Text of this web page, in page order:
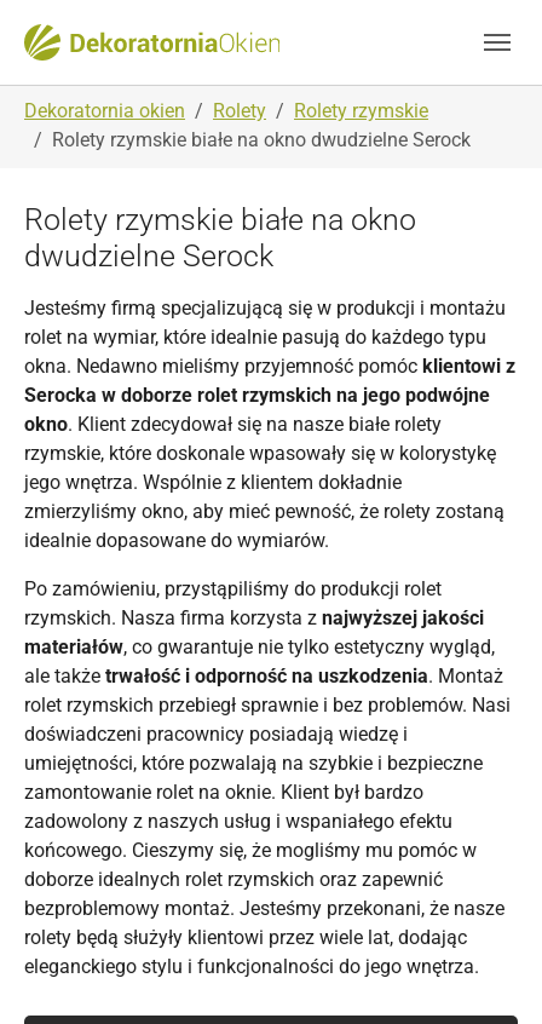
You are here:
Dekoratornia okien Rolety
Rolety rzymskie
Rolety rzymskie białe na okno dwudzielne Serock
Rolety rzymskie białe na okno
dwudzielne Serock
Jesteśmy firmą specjalizującą się w produkcji i montażu
rolet na wymiar, które idealnie pasują do każdego typu
okna. Nedawno mieliśmy przyjemność pomóc klientowi z
Serocka w doborze rolet rzymskich na jego podwójne
okno. Klient zdecydował się na nasze białe rolety
rzymskie, które doskonale wpasowały się w kolorystykę
jego wnętrza. Wspólnie z klientem dokładnie
zmierzyliśmy okno, aby mieć pewność, że rolety zostaną
idealnie dopasowane do wymiarów.
Po zamówieniu, przystąpiliśmy do produkcji rolet
rzymskich. Nasza firma korzysta z najwyższej jakości
materiałów, co gwarantuje nie tylko estetyczny wygląd,
ale także trwałość i odporność na uszkodzenia. Montaż
rolet rzymskich przebiegł sprawnie i bez problemów. Nasi
doświadczeni pracownicy posiadają wiedzę i
umiejętności, które pozwalają na szybkie i bezpieczne
zamontowanie rolet na oknie. Klient był bardzo
zadowolony z naszych usług i wspaniałego efektu
końcowego. Cieszymy się, że mogliśmy mu pomóc w
doborze idealnych rolet rzymskich oraz zapewnić
bezproblemowy montaż. Jesteśmy przekonani, że nasze
rolety będą służyły klientowi przez wiele lat, dodając
eleganckiego stylu i funkcjonalności do jego wnętrza.